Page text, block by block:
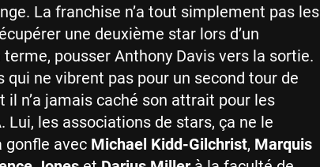
La franchise n’a tout simplement pas les
une deuxième star lors d’un
pousser Anthony Davis vers la sortie.
ne vibrent pas pour un second tour de
il n’a jamais caché son attrait pour les
Lui, les associations de stars, ça ne le
gonfle avec Michael Kidd-Gilchrist, Marquis